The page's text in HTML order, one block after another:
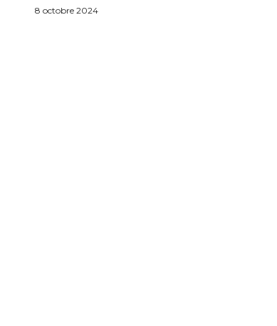
8 octobre 2024